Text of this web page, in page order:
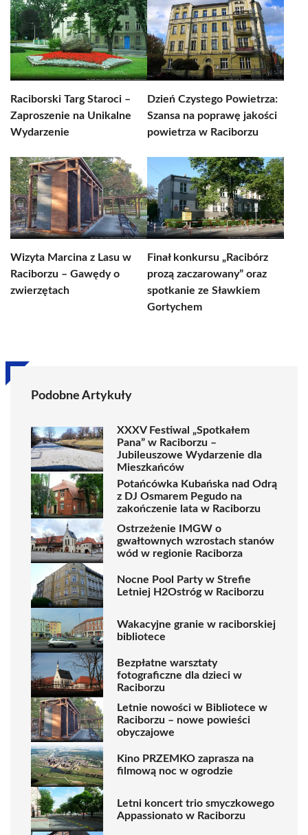
Raciborski Targ Staroci –
Zaproszenie na Unikalne
Wydarzenie
Dzień Czystego Powietrza:
Szansa na poprawę jakości
powietrza w Raciborzu
Wizyta Marcina z Lasu w
Raciborzu – Gawędy o
zwierzętach
Finał konkursu „Racibórz
prozą zaczarowany” oraz
spotkanie ze Sławkiem
Gortychem
Podobne Artykuły
XXXV Festiwal „Spotkałem
Pana” w Raciborzu –
Jubileuszowe Wydarzenie dla
Mieszkańców
Potańcówka Kubańska nad Odrą
z DJ Osmarem Pegudo na
zakończenie lata w Raciborzu
Ostrzeżenie IMGW o
gwałtownych wzrostach stanów
wód w regionie Raciborza
Nocne Pool Party w Strefie
Letniej H2Ostróg w Raciborzu
Wakacyjne granie w raciborskiej
bibliotece
Bezpłatne warsztaty
fotograficzne dla dzieci w
Raciborzu
Letnie nowości w Bibliotece w
Raciborzu – nowe powieści
obyczajowe
Kino PRZEMKO zaprasza na
filmową noc w ogrodzie
Letni koncert trio smyczkowego
Appassionato w Raciborzu